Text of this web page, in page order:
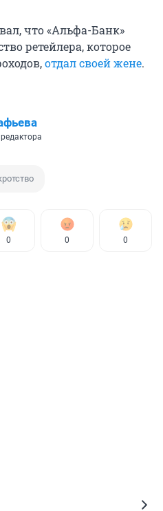
что «Альфа-Банк»
ретейлера, которое
отдал своей жене.
0 0 0